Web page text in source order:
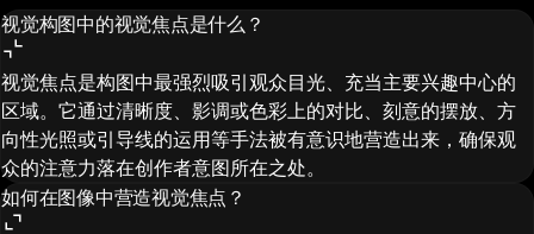
视觉构图中的视觉焦点是什么？
视觉焦点是构图中最强烈吸引观众目光、充当主要兴趣中心的
区域。它通过清晰度、影调或色彩上的对比、刻意的摆放、方
向性光照或引导线的运用等手法被有意识地营造出来，确保观
众的注意力落在创作者意图所在之处。
如何在图像中营造视觉焦点？